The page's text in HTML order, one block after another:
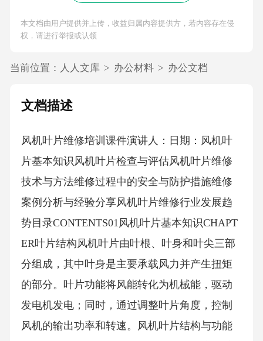
本文档由用户提供并上传，收益归属内容提供方，若内容存在侵
权，请进行举报或认领
当前位置： 人人文库 > 办公材料 > 办公文档
文档描述
风机叶片维修培训课件演讲人：日期：风机叶
片基本知识风机叶片检查与评估风机叶片维修
技术与方法维修过程中的安全与防护措施维修
案例分析与经验分享风机叶片维修行业发展趋
势目录CONTENTS01风机叶片基本知识CHAPT
ER叶片结构风机叶片由叶根、叶身和叶尖三部
分组成，其中叶身是主要承载风力并产生扭矩
的部分。叶片功能将风能转化为机械能，驱动
发电机发电；同时，通过调整叶片角度，控制
风机的输出功率和转速。风机叶片结构与功能